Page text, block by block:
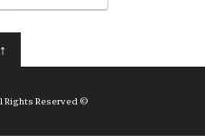
↑
© Copyright 2026, All Rights Reserved